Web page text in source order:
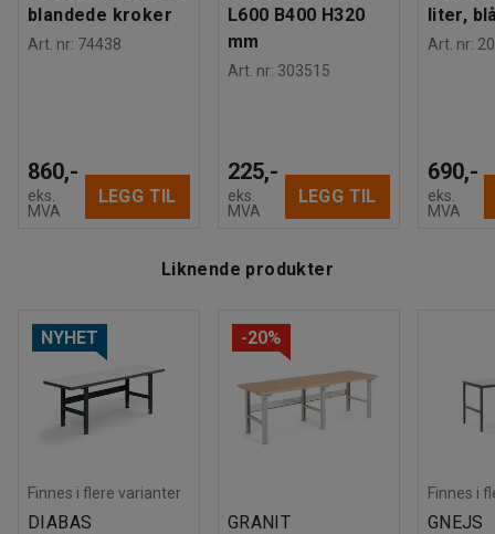
blandede kroker
Art. nr: 74438
860,-
eks.
MVA
LEGG TIL
L600 B400 H320
mm
Art. nr: 303515
225,-
eks.
MVA
LEGG TIL
liter,
Art. nr:
690,-
eks.
MVA
Liknende produkter
NYHET
Finnes i flere varianter
DIABAS
-20%
GRANIT
Finnes i
GNEJS